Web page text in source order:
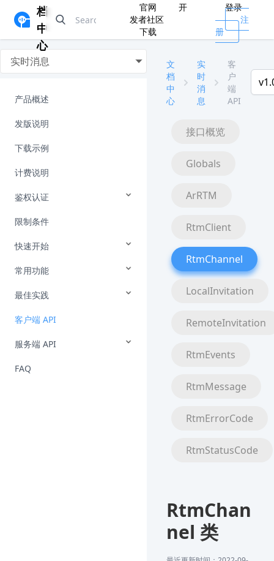
档
中
心
官网
开
发者社区
下载
登录
注
册
实时消息
产品概述
发版说明
下载示例
计费说明
鉴权认证
限制条件
快速开始
常用功能
最佳实践
客户端 API
服务端 API
FAQ
文
档
中
心
实
时
消
息
客
户
端
API
接口概览
Globals
ArRTM
RtmClient
RtmChannel
LocalInvitation
RemoteInvitation
RtmEvents
RtmMessage
RtmErrorCode
RtmStatusCode
RtmChan
nel 类